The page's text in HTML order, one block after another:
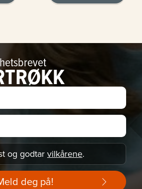
og godtarvilkårene.
deg på!